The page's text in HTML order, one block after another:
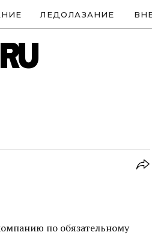
ЛЕДОЛАЗАНИЕ
по обязательному